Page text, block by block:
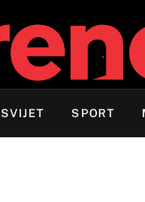
SVIJET SPORT